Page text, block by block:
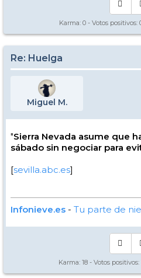
Karma: 0 - Votos positivos:
Re: Huelga
Miguel M.
"Sierra Nevada asume que
sábado sin negociar para
[sevilla.abc.es]
Infonieve.es - Tu parte de
Karma: 18 - Votos positivos: